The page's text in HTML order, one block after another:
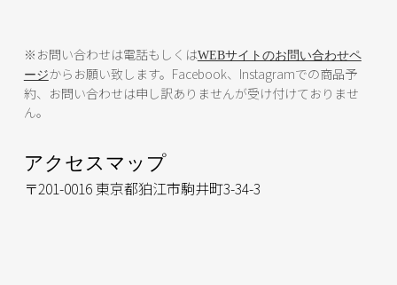
※お問い合わせは電話もしくはWEBサイトのお問い合わせペ
ージからお願い致します。Facebook、Instagramでの商品予
約、お問い合わせは申し訳ありませんが受け付けておりませ
ん。
アクセスマップ
〒201-0016 東京都狛江市駒井町3-34-3